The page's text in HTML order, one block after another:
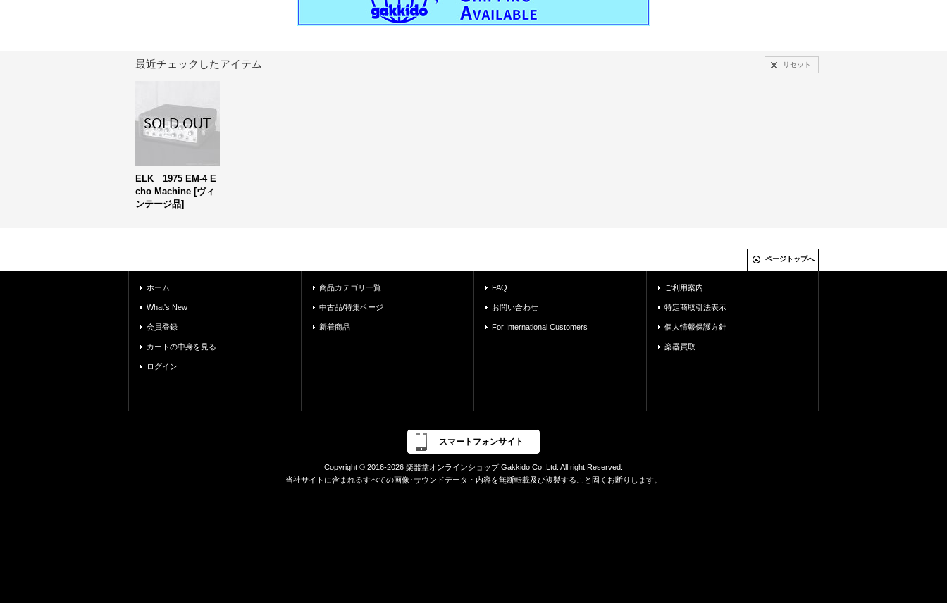
最近チェックしたアイテム リセット
ELK 1975 EM-4 E
cho Machine [ヴィ
ンテージ品]
ページトップへ
ホーム
What's New
会員登録
カートの中身を見る
ログイン
商品カテゴリ一覧
中古品/特集ページ
新着商品
FAQ
お問い合わせ
For International Customers
ご利用案内
特定商取引法表示
個人情報保護方針
楽器買取
スマートフォンサイト
Copyright © 2016-2026 楽器堂オンラインショップ Gakkido Co.,Ltd. All right Reserved.
当社サイトに含まれるすべての画像･サウンドデータ・内容を無断転載及び複製すること固くお断りします。